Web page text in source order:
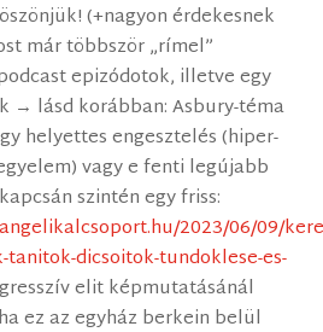
(+nagyon érdekesnek
már többször „rímel”
epizódotok, illetve egy
→ lásd korábban: Asbury-téma
helyettes engesztelés (hiper-
vagy e fenti legújabb
szintén egy friss:
2023/06/09/
tanitok-dicsoitok-tundoklese-es-
elit képmutatásánál
ez az egyház berkein belül